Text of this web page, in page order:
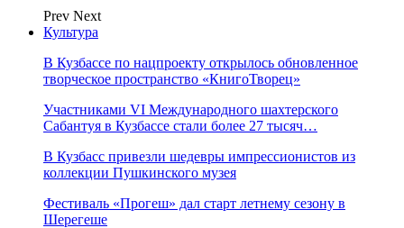
Prev Next
Культура
В Кузбассе по нацпроекту открылось обновленное
творческое пространство «КнигоТворец»
Участниками VI Международного шахтерского
Сабантуя в Кузбассе стали более 27 тысяч…
В Кузбасс привезли шедевры импрессионистов из
коллекции Пушкинского музея
Фестиваль «Прогеш» дал старт летнему сезону в
Шерегеше